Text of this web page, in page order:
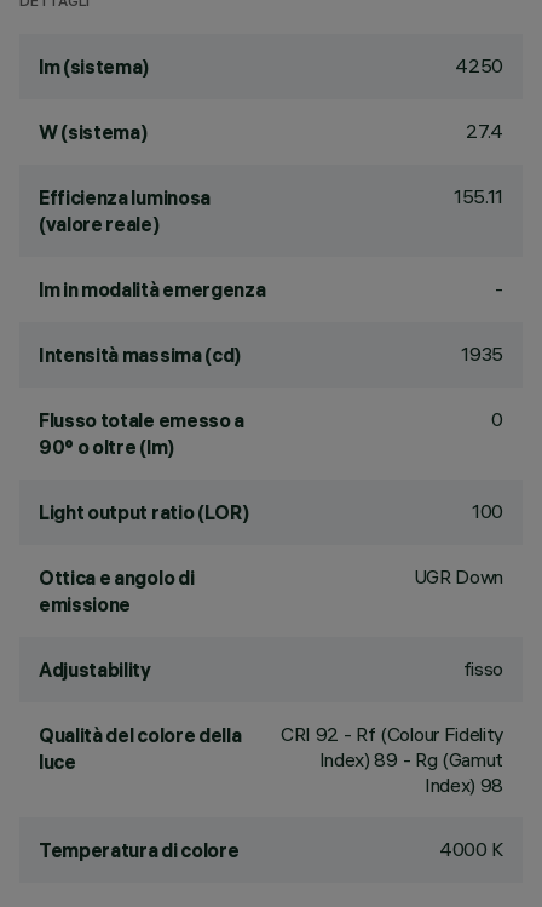
lm (sistema) 4250
W (sistema) 27.4
Efficienza luminosa
(valore reale)
155.11
lm in modalità emergenza -
Intensità massima (cd) 1935
Flusso totale emesso a
90° o oltre (lm)
0
Light output ratio (LOR) 100
Ottica e angolo di
emissione
UGR Down
Adjustability fisso
Qualità del colore della
luce
CRI 92 - Rf (Colour Fidelity
Index) 89 - Rg (Gamut
Index) 98
Temperatura di colore 4000 K